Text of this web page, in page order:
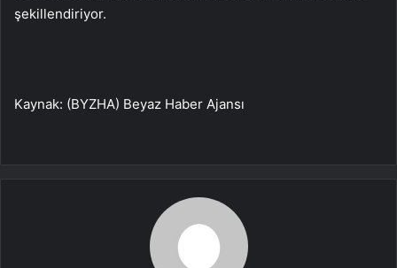
şekillendiriyor.
Kaynak: (BYZHA) Beyaz Haber Ajansı